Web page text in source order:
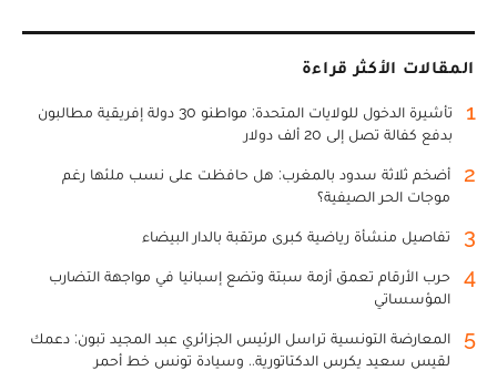
المقالات الأكثر قراءة
1
تأشيرة الدخول للولايات المتحدة: مواطنو 30 دولة إفريقية مطالبون
بدفع كفالة تصل إلى 20 ألف دولار
2
أضخم ثلاثة سدود بالمغرب: هل حافظت على نسب ملئها رغم
موجات الحر الصيفية؟
3 تفاصيل منشأة رياضية كبرى مرتقبة بالدار البيضاء
4
حرب الأرقام تعمق أزمة سبتة وتضع إسبانيا في مواجهة التضارب
المؤسساتي
5
المعارضة التونسية تراسل الرئيس الجزائري عبد المجيد تبون: دعمك
لقيس سعيد يكرس الدكتاتورية.. وسيادة تونس خط أحمر